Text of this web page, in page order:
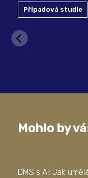
Případová studie
Mohlo by
DMS s AI: Jak